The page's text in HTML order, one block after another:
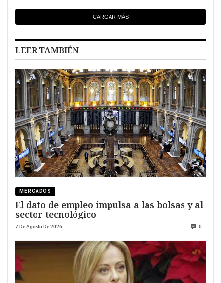
CARGAR MÁS
LEER TAMBIÉN
MERCADOS
El dato de empleo impulsa a las bolsas y al
sector tecnológico
7 De Agosto De 2026 0